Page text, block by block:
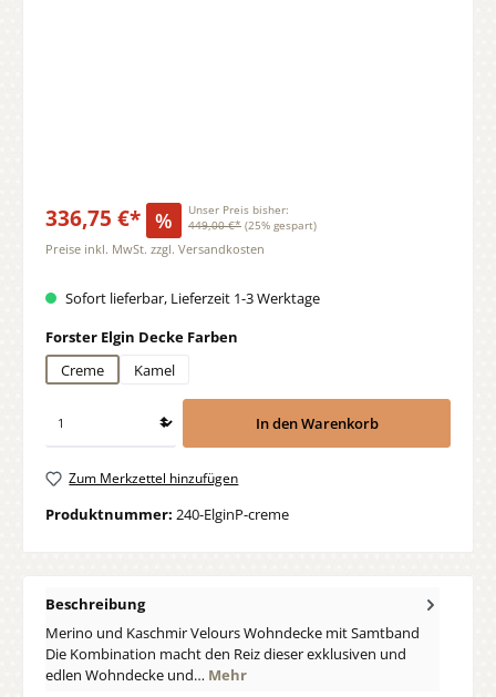
336,75 €* %
Unser Preis bisher:
449,00 €* (25% gespart)
Preise inkl. MwSt. zzgl. Versandkosten
Sofort lieferbar, Lieferzeit 1-3 Werktage
Forster Elgin Decke Farben
Creme
Kamel
In den Warenkorb
Zum Merkzettel hinzufügen
Produktnummer: 240-ElginP-creme
Beschreibung
Merino und Kaschmir Velours Wohndecke mit Samtband
Die Kombination macht den Reiz dieser exklusiven und
edlen Wohndecke und… Mehr